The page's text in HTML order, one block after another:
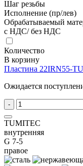
Шаг резьбы
Исполнение (пр/лев)
Обрабатываемый
с НДС/ без НДС
Количество
В корзину
Пластина 22IRN55-
Ожидается
-
TUMITEC
внутренняя
G 7-5
правое